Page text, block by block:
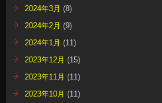
2024年3月 (8)
2024年2月 (9)
2024年1月 (11)
2023年12月 (15)
2023年11月 (11)
2023年10月 (11)